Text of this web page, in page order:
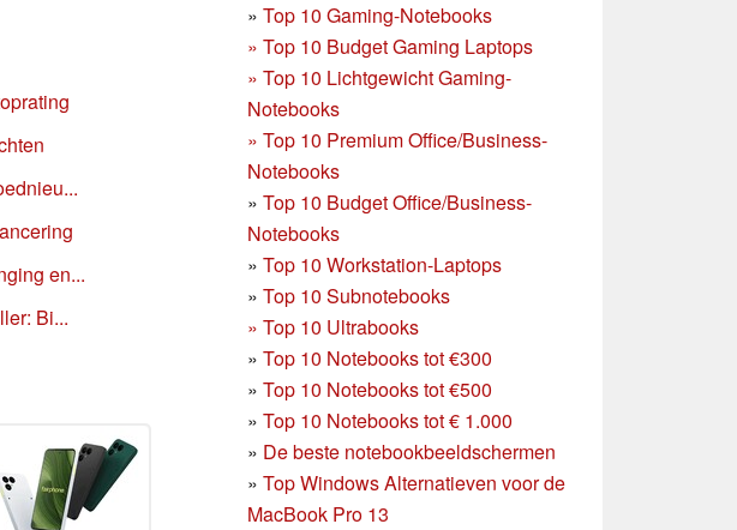
» Top 10 Gaming-Notebooks
» Top 10 Budget Gaming Laptops
» Top 10 Lichtgewicht Gaming-
Notebooks
» Top 10 Premium Office/Business-
Notebooks
» Top 10 Budget Office/Business-
Notebooks
» Top 10 Workstation-Laptops
» Top 10 Subnotebooks
» Top 10 Ultrabooks
» Top 10 Notebooks tot €300
» Top 10 Notebooks tot €500
» Top 10 Notebooks tot € 1.000
» De beste notebookbeeldschermen
» Top Windows Alternatieven voor de
MacBook Pro 13
en...
Bi...